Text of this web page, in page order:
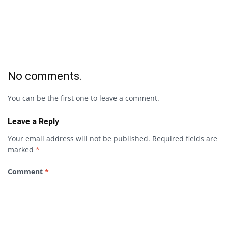
No comments.
You can be the first one to leave a comment.
Leave a Reply
Your email address will not be published. Required fields are
marked *
Comment *